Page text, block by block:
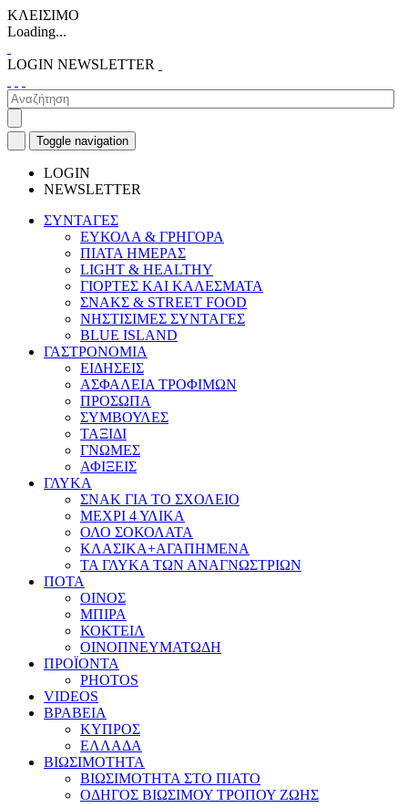
ΚΛΕΙΣΙΜΟ
Loading...
LOGIN NEWSLETTER
Toggle navigation
LOGIN
NEWSLETTER
ΣΥΝΤΑΓΕΣ
ΕΥΚΟΛΑ & ΓΡΗΓΟΡΑ
ΠΙΑΤΑ ΗΜΕΡΑΣ
LIGHT & HEALTHY
ΓΙΟΡΤΕΣ ΚΑΙ ΚΑΛΕΣΜΑΤΑ
ΣΝΑΚΣ & STREET FOOD
ΝΗΣΤΙΣΙΜΕΣ ΣΥΝΤΑΓΕΣ
BLUE ISLAND
ΓΑΣΤΡΟΝΟΜΙΑ
ΕΙΔΗΣΕΙΣ
ΑΣΦΑΛΕΙΑ ΤΡΟΦΙΜΩΝ
ΠΡΟΣΩΠΑ
ΣΥΜΒΟΥΛΕΣ
ΤΑΞΙΔΙ
ΓΝΩΜΕΣ
ΑΦΙΞΕΙΣ
ΓΛΥΚΑ
ΣΝΑΚ ΓΙΑ ΤΟ ΣΧΟΛΕΙΟ
ΜΕΧΡΙ 4 ΥΛΙΚΑ
ΟΛΟ ΣΟΚΟΛΑΤΑ
ΚΛΑΣΙΚΑ+ΑΓΑΠΗΜΕΝΑ
ΤΑ ΓΛΥΚΑ ΤΩΝ ΑΝΑΓΝΩΣΤΡΙΩΝ
ΠΟΤΑ
ΟΙΝΟΣ
ΜΠΙΡΑ
ΚΟΚΤΕΙΛ
ΟΙΝΟΠΝΕΥΜΑΤΩΔΗ
ΠΡΟΪΟΝΤΑ
PHOTOS
VIDEOS
ΒΡΑΒΕΙΑ
ΚΥΠΡΟΣ
ΕΛΛΑΔΑ
ΒΙΩΣΙΜΟΤΗΤΑ
ΒΙΩΣΙΜΟΤΗΤΑ ΣΤΟ ΠΙΑΤΟ
ΟΔΗΓΟΣ ΒΙΩΣΙΜΟΥ ΤΡΟΠΟΥ ΖΩΗΣ